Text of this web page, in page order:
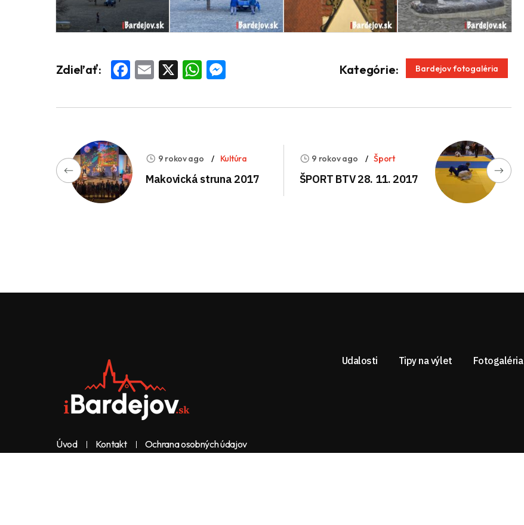
Zdieľať: Facebook
Email
X WhatsApp
Messenger Kategórie: Bardejov fotogaléria
9 rokov ago Kultúra
Makovická struna 2017
9 rokov ago Šport
ŠPORT BTV 28. 11. 2017
Úvod Kontakt Ochrana osobných údajov
Udalosti Tipy na výlet Fotogaléria